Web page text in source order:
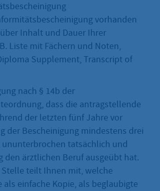
vorhanden
Inhalt und Dauer Ihrer
Liste mit Fächern und Noten,
Supplement, Transcript of
nach § 14b der
dass die antragstellende
der letzten fünf Jahre vor
der Bescheinigung mindestens drei
ununterbrochen tatsächlich und
den ärztlichen Beruf ausgeübt hat.
Stelle teilt Ihnen mit, welche
als einfache Kopie, als beglaubigte